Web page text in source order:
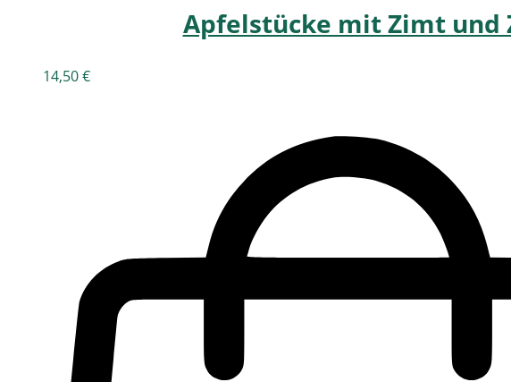
Apfelstücke mit Zimt und
14,50€